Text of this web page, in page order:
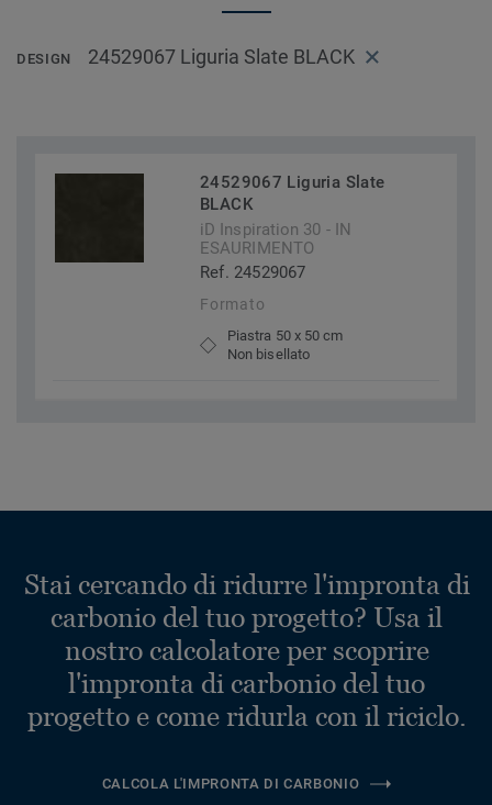
DESIGN 24529067 Liguria Slate BLACK
24529067 Liguria Slate
BLACK
iD Inspiration 30 - IN
ESAURIMENTO
Ref. 24529067
Formato
Piastra 50 x 50 cm
Non bisellato
Stai cercando di ridurre l'impronta di
carbonio del tuo progetto? Usa il
nostro calcolatore per scoprire
l'impronta di carbonio del tuo
progetto e come ridurla con il riciclo.
CALCOLA L'IMPRONTA DI CARBONIO